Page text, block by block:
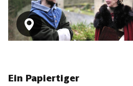
Ein Papiertiger